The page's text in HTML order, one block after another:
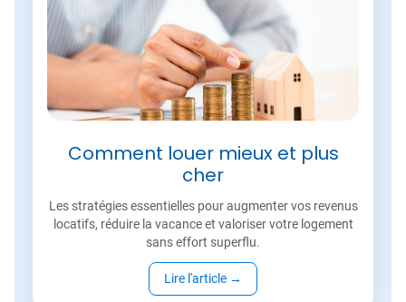
Comment louer mieux et plus
cher
Les stratégies essentielles pour augmenter vos revenus
locatifs, réduire la vacance et valoriser votre logement
sans effort superflu.
Lire l'article →